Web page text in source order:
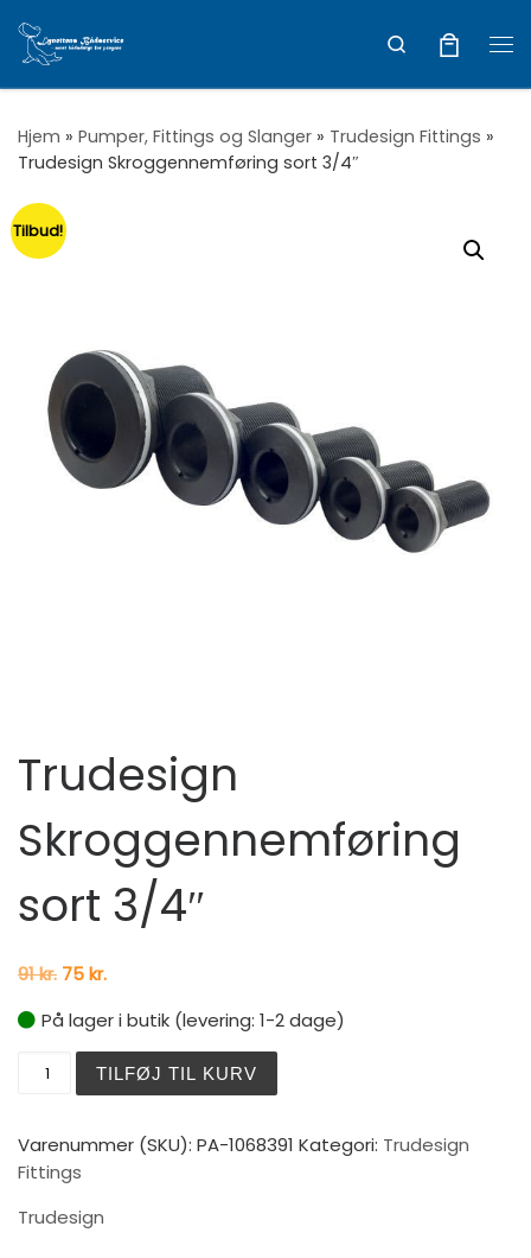
Vis hele indholdet
Search
Hjem » Pumper, Fittings og Slanger » Trudesign Fittings »
Trudesign Skroggennemføring sort 3/4″
Tilbud!
Trudesign
Skroggennemføring
sort 3/4″
91kr. Den oprindelige pris var: 91 kr..
75kr.Den aktuelle pris er: 75 kr..
På lager i butik (levering: 1-2 dage)
TILFØJ TIL KURV
Varenummer (SKU): PA-1068391 Kategori: Trudesign
Fittings
Trudesign